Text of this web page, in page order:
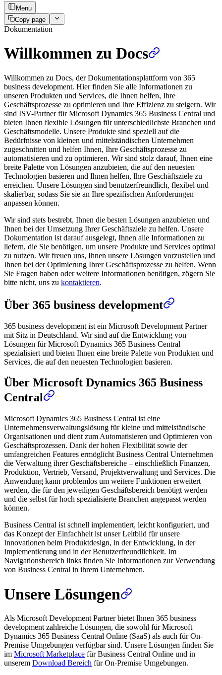
Menu
Copy page
Dokumentation
Willkommen zu Docs
Willkommen zu Docs, der Dokumentationsplattform von 365
business development. Hier finden Sie alle Informationen zu
unseren Produkten und Services, die Ihnen helfen, Ihre
Geschäftsprozesse zu optimieren und Ihre Effizienz zu steigern. Wir
sind ISV-Partner für Microsoft Dynamics 365 Business Central und
bieten Ihnen flexible Lösungen für unterschiedlichste Branchen und
Geschäftsmodelle. Unsere Produkte sind speziell auf die
Bedürfnisse von kleinen und mittelständischen Unternehmen
zugeschnitten und helfen Ihnen, Ihre Geschäftsprozesse zu
automatisieren und zu optimieren. Wir sind stolz darauf, Ihnen eine
breite Palette von Lösungen anzubieten, die auf den neuesten
Technologien basieren und Ihnen helfen, Ihre Geschäftsziele zu
erreichen. Unsere Lösungen sind benutzerfreundlich, flexibel und
skalierbar, sodass Sie sie an Ihre spezifischen Anforderungen
anpassen können.
Wir sind stets bestrebt, Ihnen die besten Lösungen anzubieten und
Ihnen bei der Umsetzung Ihrer Geschäftsziele zu helfen. Unsere
Dokumentation ist darauf ausgelegt, Ihnen alle Informationen zu
liefern, die Sie benötigen, um unsere Produkte und Services optimal
zu nutzen. Wir freuen uns, Ihnen unsere Lösungen vorzustellen und
Ihnen bei der Optimierung Ihrer Geschäftsprozesse zu helfen. Wenn
Sie Fragen haben oder weitere Informationen benötigen, zögern Sie
bitte nicht, uns zu kontaktieren.
Über 365 business development
365 business development ist ein Microsoft Development Partner
mit Sitz in Deutschland. Wir sind auf die Entwicklung von
Lösungen für Microsoft Dynamics 365 Business Central
spezialisiert und bieten Ihnen eine breite Palette von Produkten und
Services, die auf den neuesten Technologien basieren.
Über Microsoft Dynamics 365 Business
Central
Microsoft Dynamics 365 Business Central ist eine
Unternehmensverwaltungslösung für kleine und mittelständische
Organisationen und dient zum Automatisieren und Optimieren von
Geschäftsprozessen. Dank der hohen Flexibilität sowie der
umfangreichen Features ermöglicht Business Central Unternehmen
die Verwaltung ihrer Geschäftsbereiche – einschließlich Finanzen,
Produktion, Vertrieb, Versand, Projektverwaltung und Services. Die
Anwendung kann problemlos um weitere Funktionen erweitert
werden, die für den jeweiligen Geschäftsbereich benötigt werden
und die selbst für hoch spezialisierte Branchen angepasst werden
können.
Business Central ist schnell implementiert, leicht konfiguriert, und
das Konzept der Einfachheit ist unser Leitbild für unsere
Innovationen beim Produktdesign, in der Entwicklung, in der
Implementierung und in der Benutzerfreundlichkeit. Im
Navigationsbereich links finden Sie Informationen zur Verwendung
von Business Central in ihrem Unternehmen.
Unsere Lösungen
Als Microsoft Development Partner bietet Ihnen 365 business
development zahlreiche Lösungen, die sowohl für Microsoft
Dynamics 365 Business Central Online (SaaS) als auch für On-
Premise Umgebungen verfügbar sind. Unsere Lösungen finden Sie
im Microsoft Marketplace für Business Central Online und in
unserem Download Bereich für On-Premise Umgebungen.